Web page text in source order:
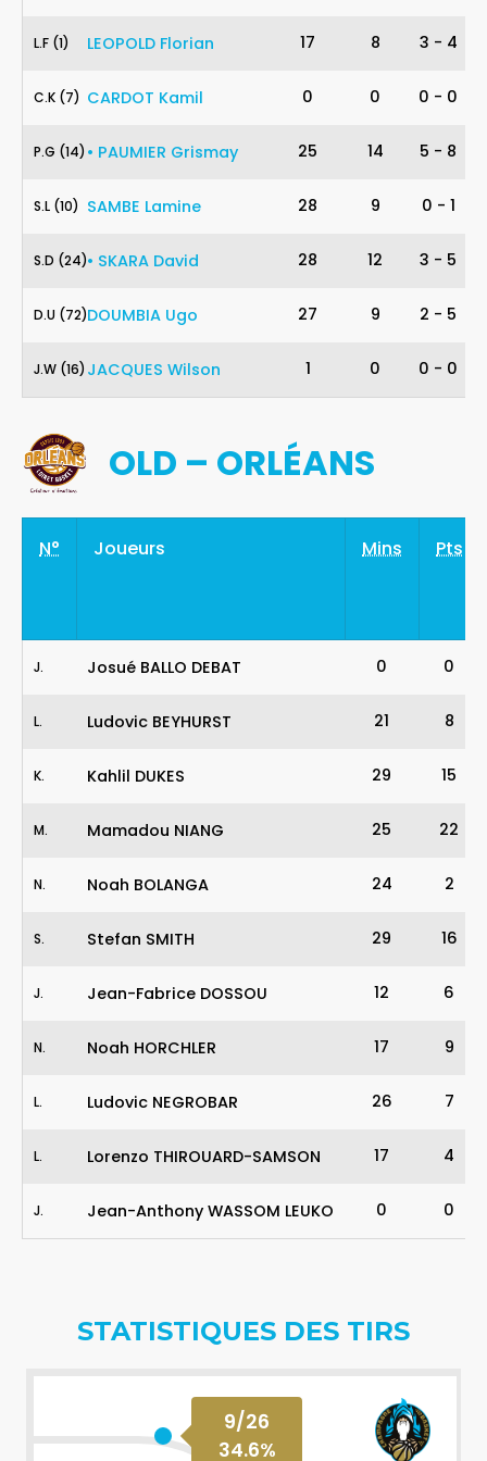
1 LEOPOLD Florian
L.F (1) 17 8 3 - 4
7 CARDOT Kamil
C.K (7) 0 0 0 - 0
14 • PAUMIER Grismay
P.G (14) 25 14 5 - 8
10 SAMBE Lamine
S.L (10) 28 9 0 - 1
24 • SKARA David
S.D (24) 28 12 3 - 5
72 DOUMBIA Ugo
D.U (72) 27 9 2 - 5
16 JACQUES Wilson
J.W (16) 1 0 0 - 0
OLD – ORLÉANS
N° Joueurs Mins Pts
Josué BALLO DEBAT
J. 0 0
Ludovic BEYHURST
L. 21 8
Kahlil DUKES
K. 29 15
Mamadou NIANG
M. 25 22
Noah BOLANGA
N. 24 2
Stefan SMITH
S. 29 16
Jean-Fabrice DOSSOU
J. 12 6
Noah HORCHLER
N. 17 9
Ludovic NEGROBAR
L. 26 7
Lorenzo THIROUARD-SAMSON
L. 17 4
Jean-Anthony WASSOM LEUKO
J. 0 0
STATISTIQUES DES TIRS
9/26
34.6%